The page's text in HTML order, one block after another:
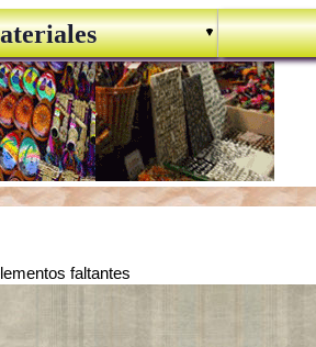
faltantes